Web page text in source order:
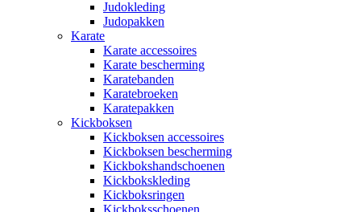
Judokleding
Judopakken
Karate
Karate accessoires
Karate bescherming
Karatebanden
Karatebroeken
Karatepakken
Kickboksen
Kickboksen accessoires
Kickboksen bescherming
Kickbokshandschoenen
Kickbokskleding
Kickboksringen
Kickboksschoenen